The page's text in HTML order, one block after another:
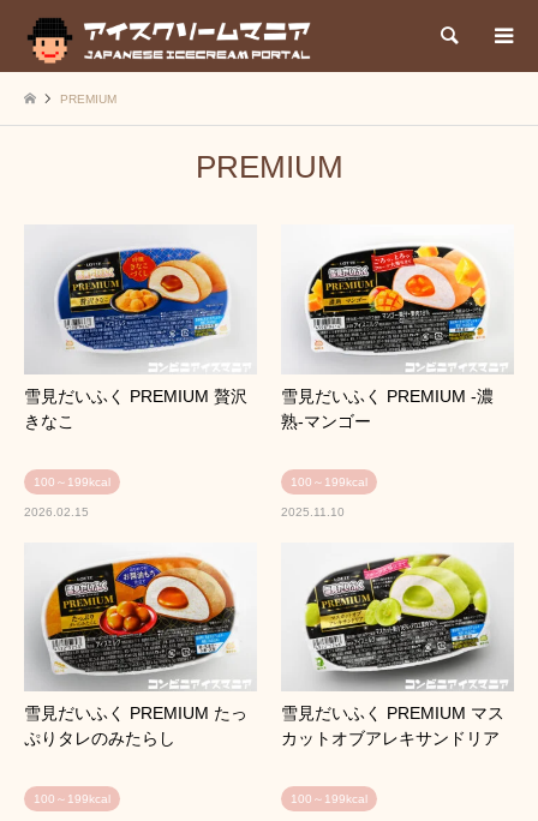
検索
PREMIUM
PREMIUM
雪見だいふく PREMIUM 贅沢
きなこ
100～199kcal
2026.02.15
雪見だいふく PREMIUM ‐濃
熟‐マンゴー
100～199kcal
2025.11.10
雪見だいふく PREMIUM たっ
ぷりタレのみたらし
100～199kcal
雪見だいふく PREMIUM マス
カットオブアレキサンドリア
100～199kcal